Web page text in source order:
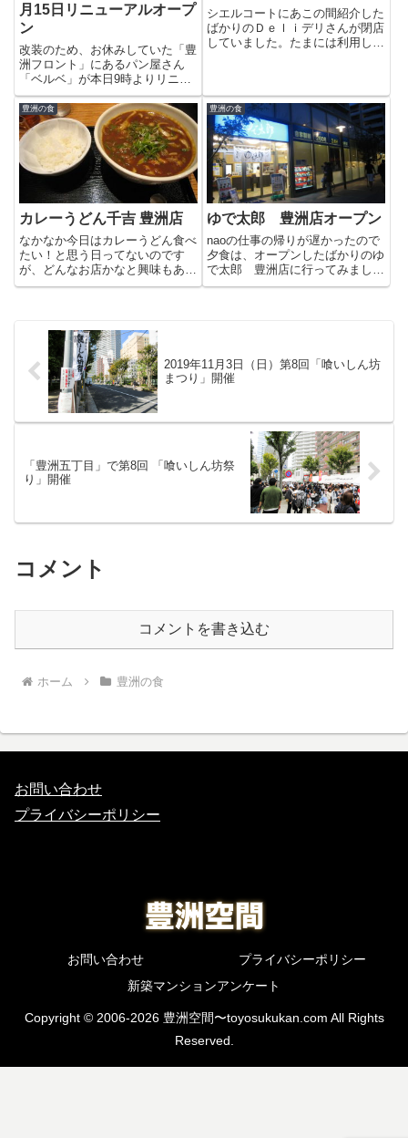
月15日リニューアルオープ
ン
改装のため、お休みしていた「豊
洲フロント」にあるパン屋さん
「ベルベ」が本日9時よりリニュ
ーアルオープンしました。朝イチ
で行ってみると行列ができてまし
た！Σ(ﾟДﾟ)15日（日）と16日
（月）パン・サンドイッチ・タル
ト・焼菓子が20％OFFだ...
シエルコートにあこの間紹介した
ばかりのＤｅｌｉデリさんが閉店
していました。たまには利用しよ
してください。今までありがとう
ございました。
豊洲の食
カレーうどん千吉 豊洲店
なかなか今日はカレーうどん食べ
たい！と思う日ってないのです
が、どんなお店かなと興味もあっ
たので寄ってみました。静かなジ
ーうどん ７８０円かなりスパイ
シーで辛いです。ココナッツミル
豊洲の食
ゆで太郎 豊洲店オープン
naoの仕事の帰りが遅かったので
夕食は、オープンしたばかりのゆ
で太郎 豊洲店に行ってみまし
た。店内は、かなり広いです。こ
太...
2019年11月3日（日）第8回「喰いしん坊
まつり」開催
「豊洲五丁目」で第8回 「喰いしん坊祭
り」開催
コメント
コメントを書き込む
ホーム 豊洲の食
お問い合わせ
プライバシーポリシー
お問い合わせ
プライバシーポリシー
新築マンションアンケート
Copyright © 2006-2026 豊洲空間〜toyosukukan.com All Rights
Reserved.